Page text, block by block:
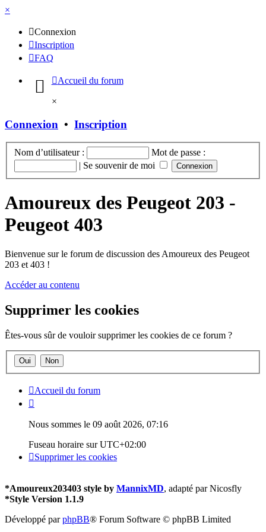
×
Connexion
Inscription
FAQ
Accueil du forum
×
Connexion • Inscription
Nom d’utilisateur :
Mot de passe :
| Se souvenir de moi
Amoureux des Peugeot 203 -
Peugeot 403
Bienvenue sur le forum de discussion des Amoureux des Peugeot
203 et 403 !
Accéder au contenu
Supprimer les cookies
Êtes-vous sûr de vouloir supprimer les cookies de ce forum ?
Accueil du forum
Nous sommes le 09 août 2026, 07:16
Fuseau horaire surUTC+02:00
Supprimer les cookies
*Amoureux203403 style by MannixMD, adapté par Nicosfly
*Style Version 1.1.9
Développé parphpBB® Forum Software © phpBB Limited